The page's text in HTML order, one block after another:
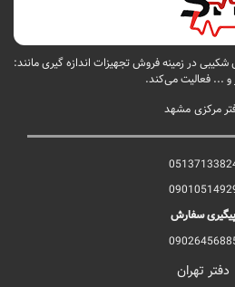
شکیبی در زمینه فروش تجهیزات اندازه گیری مانند:
و ... فعالیت می‌کند.
مرکزی مشهد
پیگیری سفارش
دفتر تهران